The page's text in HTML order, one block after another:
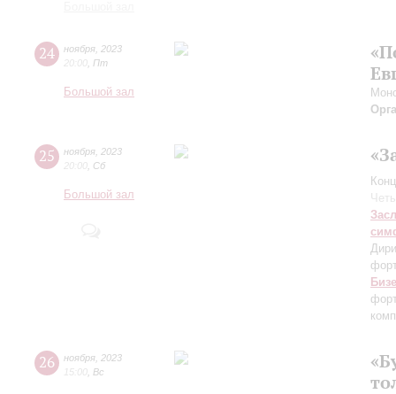
24 ноября 2023
20:00 Пт
Большой зал
25 ноября 2023
20:00 Сб
Большой зал
Бизе
26 ноября 2023
15:00 Вс